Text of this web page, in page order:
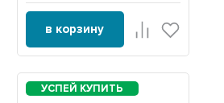
в корзину